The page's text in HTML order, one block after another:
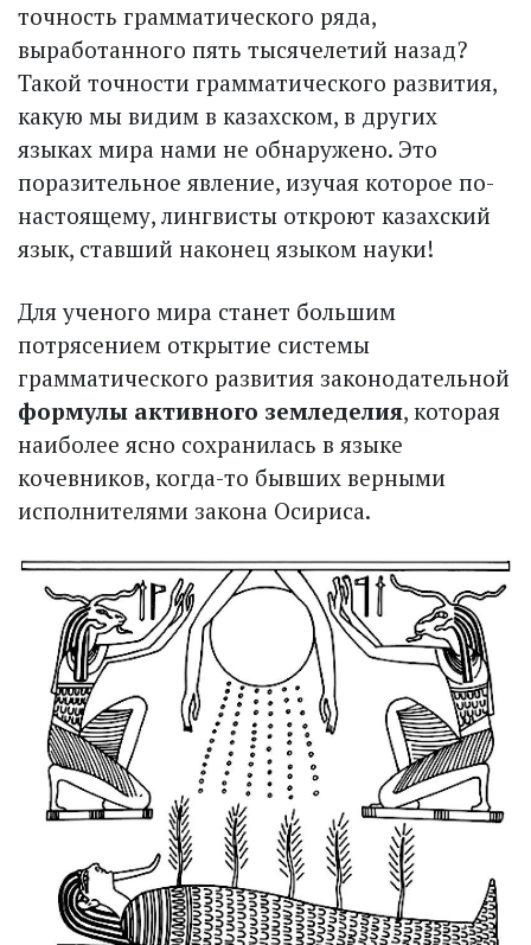
точность грамматического ряда,
выработанного пять тысячелетий назад?
Такой точности грамматического развития,
какую мы видим в казахском, в других
языках мира нами не обнаружено. Это
поразительное явление, изучая которое по-
настоящему, лингвисты откроют казахский
язык, ставший наконец языком науки!
Для ученого мира станет большим
потрясением открытие системы
грамматического развития законодательной
формулы активного земледелия, которая
наиболее ясно сохранилась в языке
кочевников, когда-то бывших верными
исполнителями закона Осириса.